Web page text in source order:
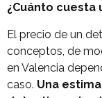
¿Cuánto cuesta
El precio de un
conceptos, de
en Valencia
caso. Una